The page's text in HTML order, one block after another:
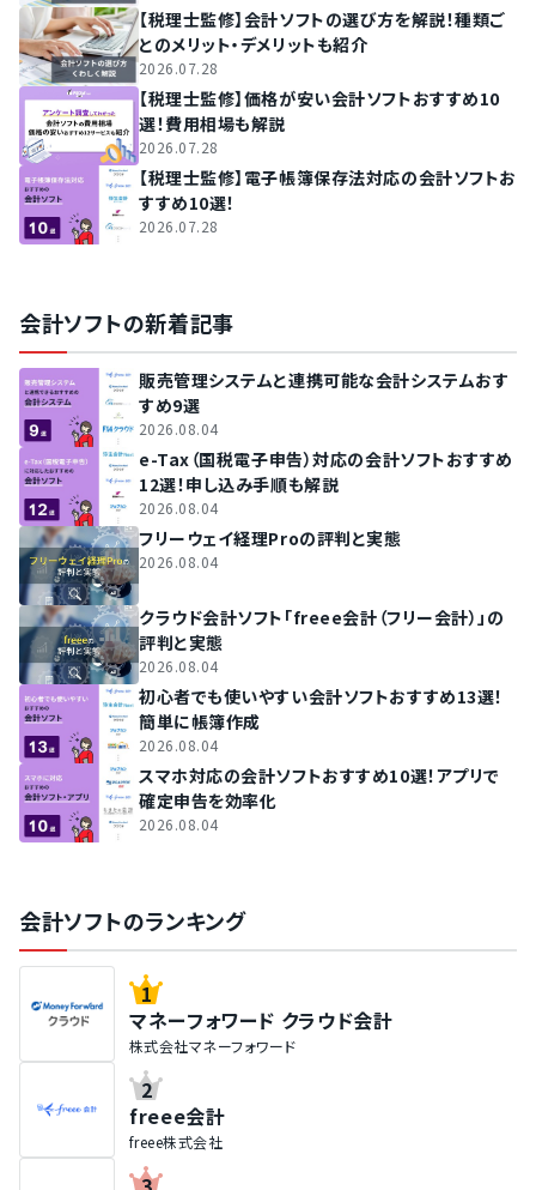
【税理士監修】会計ソフトの選び方を解説！種類ご
とのメリット・デメリットも紹介
2026.07.28
【税理士監修】価格が安い会計ソフトおすすめ10
選！費用相場も解説
2026.07.28
【税理士監修】電子帳簿保存法対応の会計ソフトお
すすめ10選！
2026.07.28
会計ソフトの新着記事
販売管理システムと連携可能な会計システムおす
すめ9選
2026.08.04
e-Tax（国税電子申告）対応の会計ソフトおすすめ
12選！申し込み手順も解説
2026.08.04
フリーウェイ経理Proの評判と実態
2026.08.04
クラウド会計ソフト「freee会計（フリー会計）」の
評判と実態
2026.08.04
初心者でも使いやすい会計ソフトおすすめ13選！
簡単に帳簿作成
2026.08.04
スマホ対応の会計ソフトおすすめ10選！アプリで
確定申告を効率化
2026.08.04
会計ソフトのランキング
1
マネーフォワード クラウド会計
株式会社マネーフォワード
2
freee会計
freee株式会社